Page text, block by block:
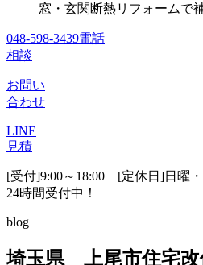
窓・玄関断熱リフォームで
048-598-3439電話
相談
お問い
合わせ
LINE
見積
[受付]9:00～18:00 [定休日]日曜・
24時間受付中！
blog
埼玉県 上尾市住宅改